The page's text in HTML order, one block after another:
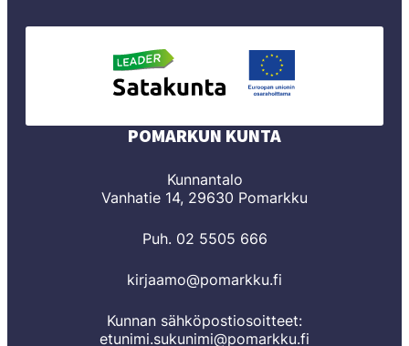
POMARKUN KUNTA
Kunnantalo
Vanhatie 14, 29630 Pomarkku
Puh. 02 5505 666
kirjaamo@pomarkku.fi
Kunnan sähköpostiosoitteet:
etunimi.sukunimi@pomarkku.fi